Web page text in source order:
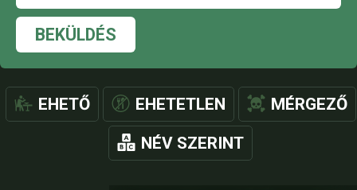
BEKÜLDÉS
EHETŐ EHETETLEN MÉRGEZŐ
NÉV SZERINT